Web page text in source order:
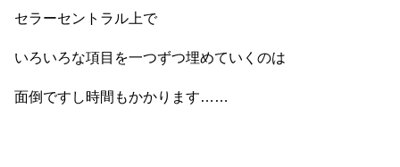
セラーセントラル上で
いろいろな項目を一つずつ埋めていくのは
面倒ですし時間もかかります……